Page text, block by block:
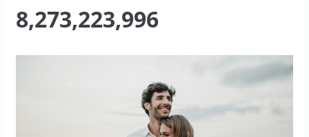
8,273,223,998